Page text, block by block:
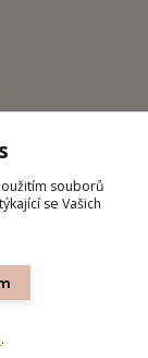
souborů
se Vašich
.